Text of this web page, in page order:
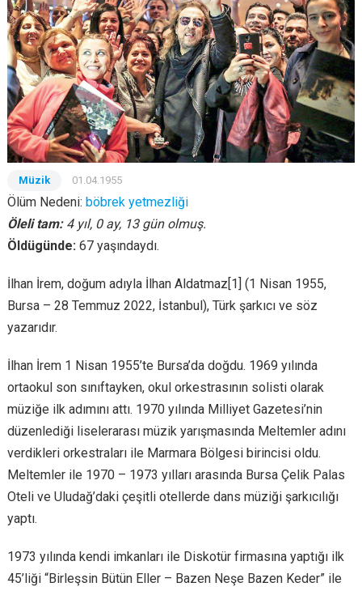
Müzik 01.04.1955
Ölüm Nedeni: böbrek yetmezliği
Öleli tam: 4 yıl, 0 ay, 13 gün olmuş.
Öldügünde: 67 yaşındaydı.
İlhan İrem, doğum adıyla İlhan Aldatmaz[1] (1 Nisan 1955,
Bursa – 28 Temmuz 2022, İstanbul), Türk şarkıcı ve söz
yazarıdır.
İlhan İrem 1 Nisan 1955’te Bursa’da doğdu. 1969 yılında
ortaokul son sınıftayken, okul orkestrasının solisti olarak
müziğe ilk adımını attı. 1970 yılında Milliyet Gazetesi’nin
düzenlediği liselerarası müzik yarışmasında Meltemler adını
verdikleri orkestraları ile Marmara Bölgesi birincisi oldu.
Meltemler ile 1970 – 1973 yılları arasında Bursa Çelik Palas
Oteli ve Uludağ’daki çeşitli otellerde dans müziği şarkıcılığı
yaptı.
1973 yılında kendi imkanları ile Diskotür firmasına yaptığı ilk
45’liği “Birleşsin Bütün Eller – Bazen Neşe Bazen Keder” ile